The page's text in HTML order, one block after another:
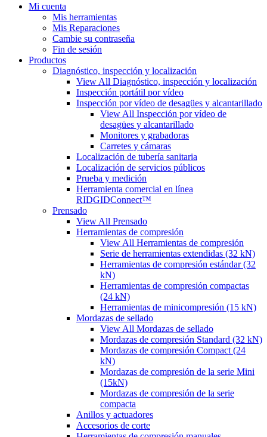
Mi cuenta
Mis herramientas
Mis Reparaciones
Cambie su contraseña
Fin de sesión
Productos
Diagnóstico, inspección y localización
View All Diagnóstico, inspección y localización
Inspección portátil por vídeo
Inspección por vídeo de desagües y alcantarillado
View All Inspección por vídeo de
desagües y alcantarillado
Monitores y grabadoras
Carretes y cámaras
Localización de tubería sanitaria
Localización de servicios públicos
Prueba y medición
Herramienta comercial en línea
RIDGIDConnect™
Prensado
View All Prensado
Herramientas de compresión
View All Herramientas de compresión
Serie de herramientas extendidas (32 kN)
Herramientas de compresión estándar (32
kN)
Herramientas de compresión compactas
(24 kN)
Herramientas de minicompresión (15 kN)
Mordazas de sellado
View All Mordazas de sellado
Mordazas de compresión Standard (32 kN)
Mordazas de compresión Compact (24
kN)
Mordazas de compresión de la serie Mini
(15kN)
Mordazas de compresión de la serie
compacta
Anillos y actuadores
Accesorios de corte